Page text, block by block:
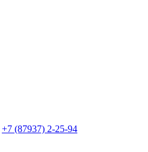
+7 (87937) 2-25-94